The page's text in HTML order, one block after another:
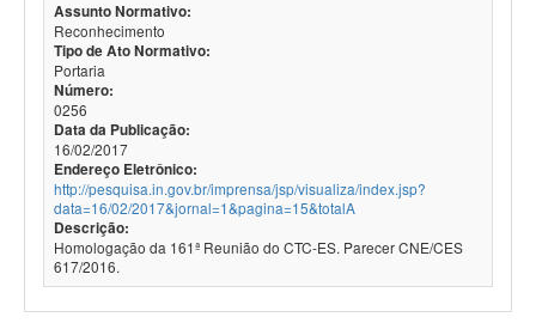
Assunto Normativo:
Reconhecimento
Tipo de Ato Normativo:
Portaria
Número:
0256
Data da Publicação:
16/02/2017
Endereço Eletrônico:
http://pesquisa.in.gov.br/imprensa/jsp/visualiza/index.jsp?
data=16/02/2017&jornal=1&pagina=15&totalA
Descrição:
Homologação da 161ª Reunião do CTC-ES. Parecer CNE/CES
617/2016.